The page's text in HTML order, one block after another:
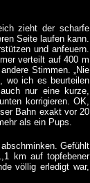
zieht der scharfe
Seite laufen kann.
und anfeuern.
verteilt auf 400 m
Stimmen. „Nie
wo ich es beurteilen
nur eine kurze,
korrigieren. OK,
Bahn exakt vor 20
als ein Pups.
Gefühlt
km auf topfebener
völlig erledigt war,